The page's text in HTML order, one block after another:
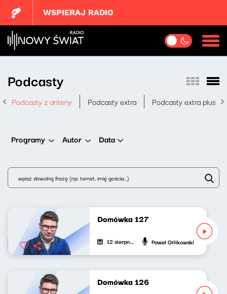
WSPIERAJ RADIO
Podcasty
Podcasty z anteny Podcasty extra Podcasty extra plus
Programy Autor Data
Domówka 127
12 sierpnia 2023 Paweł Orlikowski
Domówka 126